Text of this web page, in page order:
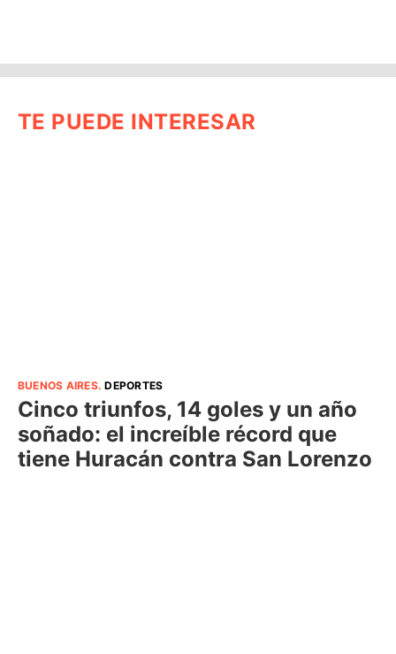
TE PUEDE INTERESAR
BUENOS AIRES.DEPORTES
Cinco triunfos, 14 goles y un año
soñado: el increíble récord que
tiene Huracán contra San Lorenzo